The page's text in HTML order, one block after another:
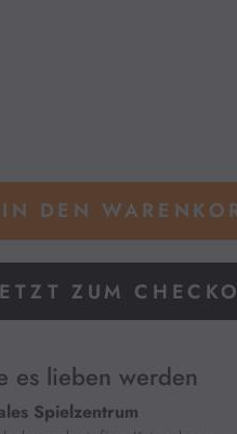
ZUM
es lieben werden
Spielzentrum